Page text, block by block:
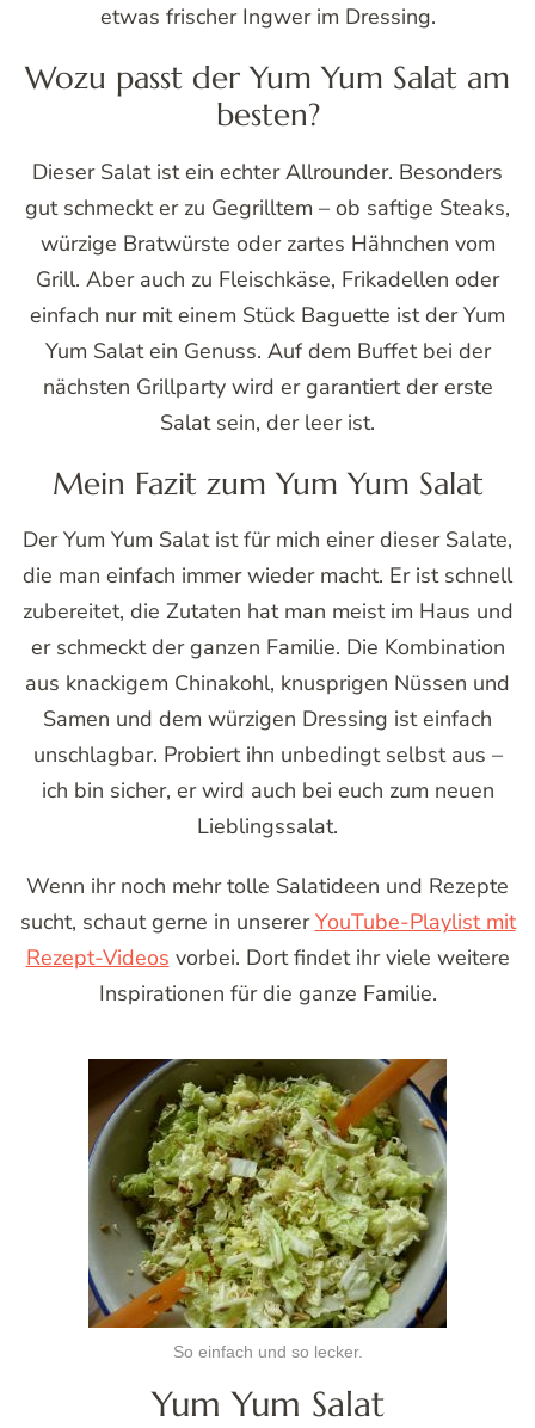
etwas frischer Ingwer im Dressing.
Wozu passt der Yum Yum Salat am
besten?
Dieser Salat ist ein echter Allrounder. Besonders
gut schmeckt er zu Gegrilltem – ob saftige Steaks,
würzige Bratwürste oder zartes Hähnchen vom
Grill. Aber auch zu Fleischkäse, Frikadellen oder
einfach nur mit einem Stück Baguette ist der Yum
Yum Salat ein Genuss. Auf dem Buffet bei der
nächsten Grillparty wird er garantiert der erste
Salat sein, der leer ist.
Mein Fazit zum Yum Yum Salat
Der Yum Yum Salat ist für mich einer dieser Salate,
die man einfach immer wieder macht. Er ist schnell
zubereitet, die Zutaten hat man meist im Haus und
er schmeckt der ganzen Familie. Die Kombination
aus knackigem Chinakohl, knusprigen Nüssen und
Samen und dem würzigen Dressing ist einfach
unschlagbar. Probiert ihn unbedingt selbst aus –
ich bin sicher, er wird auch bei euch zum neuen
Lieblingssalat.
Wenn ihr noch mehr tolle Salatideen und Rezepte
sucht, schaut gerne in unsererYouTube-Playlist mit
Rezept-Videos vorbei. Dort findet ihr viele weitere
Inspirationen für die ganze Familie.
So einfach und so lecker.
Yum Yum Salat